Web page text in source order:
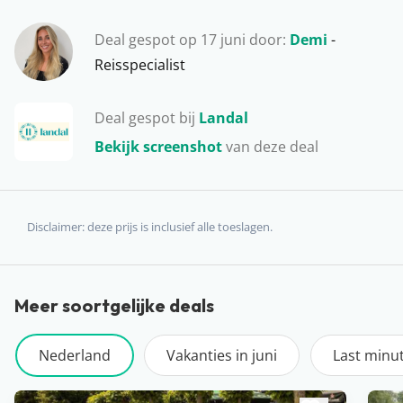
Deal gespot op 17 juni door: Demi -
Reisspecialist
Deal gespot bij Landal
Bekijk screenshotvan deze deal
voor een kleinschalig boutique hotel in de stad…
Zeeland voldoet aan al je wensen!
Disclaimer: deze prijs is inclusief alle toeslagen.
Meer soortgelijke deals
Nederland Vakanties in juni Last